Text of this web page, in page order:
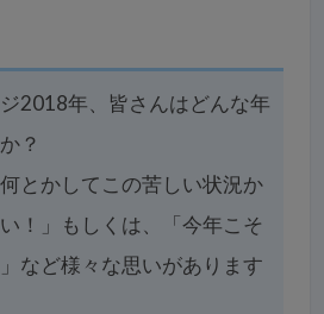
2018年、皆さんはどんな年
？
何とかしてこの苦しい状況か
！」もしくは、「今年こそ
など様々な思いがあります